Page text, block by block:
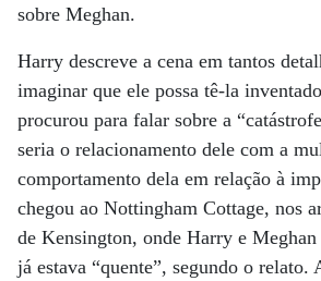
sobre Meghan.
Harry descreve a cena em tantos
imaginar que ele possa tê-la
procurou para falar sobre a
seria o relacionamento dele com a
comportamento dela em relação à
chegou ao Nottingham Cottage, nos
de Kensington, onde Harry e
já estava “quente”, segundo o relato.